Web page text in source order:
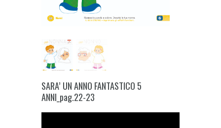
SARA’ UN ANNO FANTASTICO 5
ANNI_pag.22-23